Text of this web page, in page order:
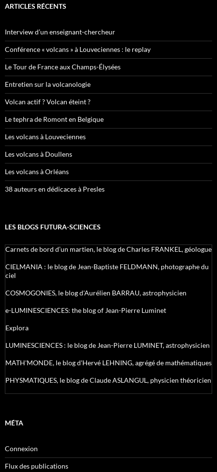
ARTICLES RÉCENTS
Interview d’un enseignant-chercheur
Conférence « volcans » à Louveciennes : le replay
Le Tour de France aux Champs-Élysées
Entretien sur la volcanologie
Volcan actif ? Volcan éteint ?
Le tephra de Romont en Belgique
Les volcans à Louveciennes
Les volcans à Doullens
Les volcans à Orléans
38 auteurs en dédicaces à Presles
LES BLOGS FUTURA-SCIENCES
Carnets de bord d’un martien, le blog de Charles FRANKEL, géologue
CIELMANIA : le blog de Jean-Baptiste FELDMANN, photographe du
ciel
COSMOGONIES, le blog d'Aurélien BARRAU, astrophysicien
e-LUMINESCIENCES: the blog of Jean-Pierre Luminet
Explora
LUMINESCIENCES : le blog de Jean-Pierre LUMINET, astrophysicien
MATH'MONDE, le blog d'Hervé LEHNING, agrégé de mathématiques
PHYSMATIQUES, le blog de Claude ASLANGUL, physicien théoricien
MÉTA
Connexion
Flux des publications